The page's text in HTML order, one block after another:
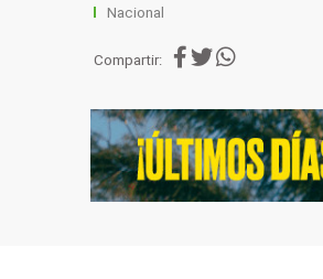
Nacional
Compartir: